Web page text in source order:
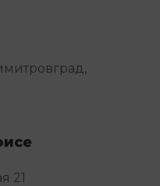
21